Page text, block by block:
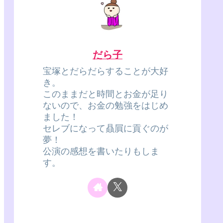
だら子
宝塚とだらだらすることが大好
き。
このままだと時間とお金が足り
ないので、お金の勉強をはじめ
ました！
セレブになって贔屓に貢ぐのが
夢！
公演の感想を書いたりもしま
す。